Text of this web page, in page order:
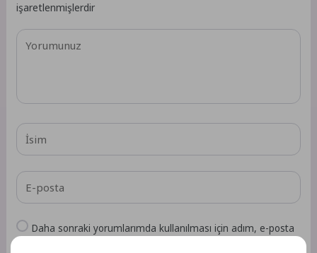
işaretlenmişlerdir
Daha sonraki yorumlarımda kullanılması için adım, e-posta